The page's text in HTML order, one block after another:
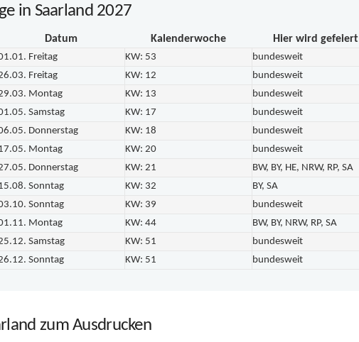
in Saarland 2027
Datum Kalenderwoche Hier wird gefeiert
Freitag KW: 53
bundesweit
Freitag KW: 12
bundesweit
Montag KW: 13
bundesweit
Samstag KW: 17
bundesweit
Donnerstag KW: 18
bundesweit
Montag KW: 20
bundesweit
Donnerstag KW: 21
BW, BY, HE, NRW, RP, SA
Sonntag KW: 32
BY, SA
Sonntag KW: 39
bundesweit
Montag KW: 44
BW, BY, NRW, RP, SA
Samstag KW: 51
bundesweit
Sonntag KW: 51 bundesweit
zum Ausdrucken